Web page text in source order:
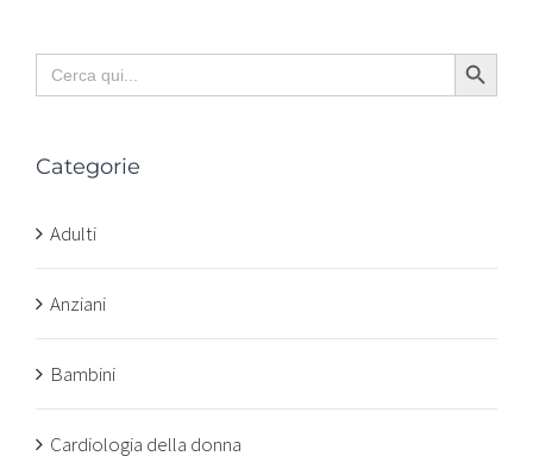
Search
for:
Search Button
Categorie
Adulti
Anziani
Bambini
Cardiologia della donna